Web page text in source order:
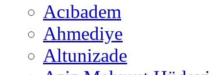
Acıbadem
Ahmediye
Altunizade